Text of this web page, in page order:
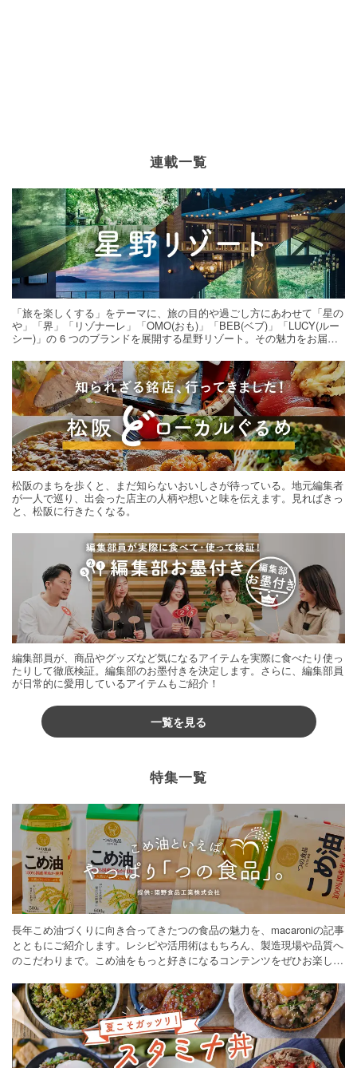
連載一覧
「旅を楽しくする」をテーマに、旅の目的や過ごし方にあわせて「星の
や」「界」「リゾナーレ」「OMO(おも)」「BEB(ベブ)」「LUCY(ルー
シー)」の 6 つのブランドを展開する星野リゾート。その魅力をお届け
松阪のまちを歩くと、まだ知らないおいしさが待っている。地元編集者
が一人で巡り、出会った店主の人柄や想いと味を伝えます。見ればきっ
と、松阪に行きたくなる。
編集部員が、商品やグッズなど気になるアイテムを実際に食べたり使っ
たりして徹底検証。編集部のお墨付きを決定します。さらに、編集部員
が日常的に愛用しているアイテムもご紹介！
一覧を見る
特集一覧
長年こめ油づくりに向き合ってきたつの食品の魅力を、macaroniの記事
とともにご紹介します。レシピや活用術はもちろん、製造現場や品質へ
のこだわりまで。こめ油をもっと好きになるコンテンツをぜひお楽しみ